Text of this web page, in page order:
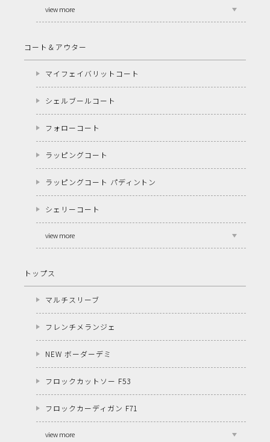
view more
コート＆アウター
マイフェイバリットコート
シェルブールコート
フォローコート
ラッピングコート
ラッピングコート パディントン
シェリーコート
view more
トップス
マルチスリーブ
フレンチメランジェ
NEW ボーダーデミ
フロックカットソー F53
フロックカーディガン F71
view more